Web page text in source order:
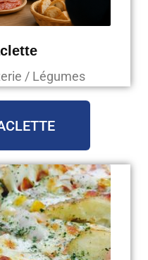
/ Légumes